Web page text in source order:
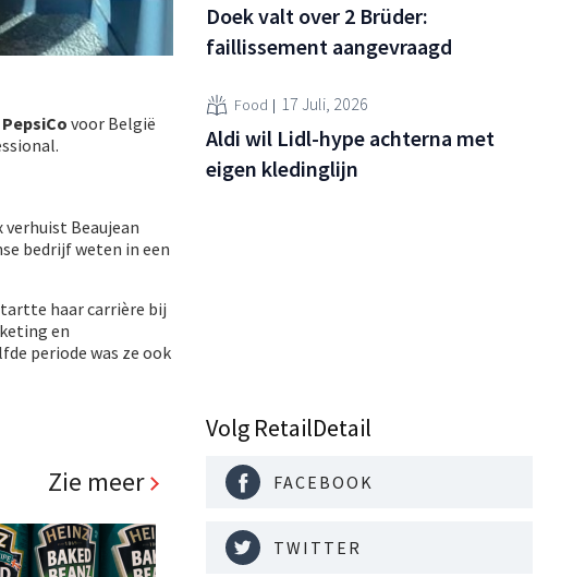
PepsiCo voor België
verhuist Beaujean
bedrijf weten in een
haar carrière bij
en
periode was ze ook
Zie meer
Doek valt over 2 Brüder:
faillissement aangevraagd
Food 17 Juli, 2026
Aldi wil Lidl-hype achterna met
eigen kledinglijn
Volg RetailDetail
FACEBOOK
TWITTER